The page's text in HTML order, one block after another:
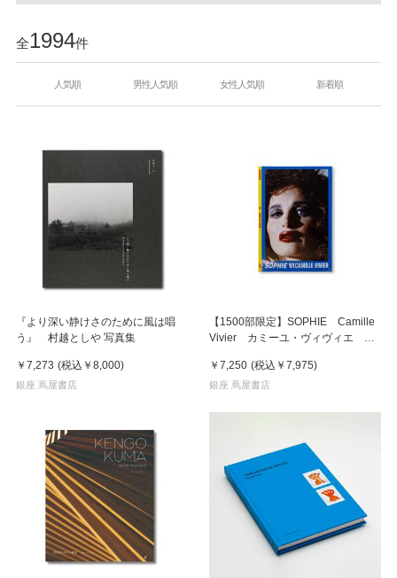
全1994件
人気順 男性人気順 女性人気順 新着順
『より深い静けさのために風は唱
う』 村越としや 写真集
￥7,273 (税込 ￥8,000)
銀座 蔦屋書店
【1500部限定】SOPHIE Camille
Vivier カミーユ・ヴィヴィエ 写
￥7,250 (税込 ￥7,975)
銀座 蔦屋書店